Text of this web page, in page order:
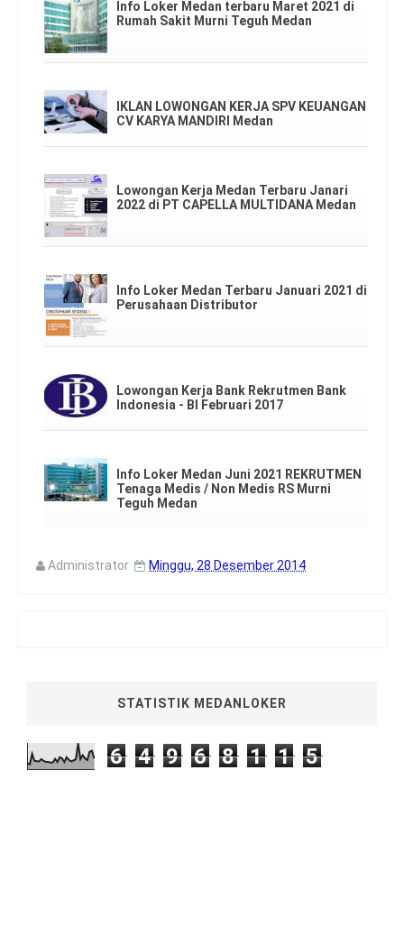
Info Loker Medan terbaru Maret 2021 di
Rumah Sakit Murni Teguh Medan
IKLAN LOWONGAN KERJA SPV KEUANGAN
CV KARYA MANDIRI Medan
Lowongan Kerja Medan Terbaru Janari
2022 di PT CAPELLA MULTIDANA Medan
Info Loker Medan Terbaru Januari 2021 di
Perusahaan Distributor
Lowongan Kerja Bank Rekrutmen Bank
Indonesia - BI Februari 2017
Info Loker Medan Juni 2021 REKRUTMEN
Tenaga Medis / Non Medis RS Murni
Teguh Medan
Administrator Minggu, 28 Desember 2014
STATISTIK MEDANLOKER
6 4 9 6 8 1 1 5